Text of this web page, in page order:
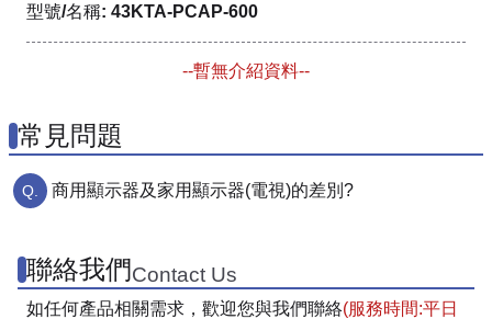
型號/名稱: 43KTA-PCAP-600
--暫無介紹資料--
常見問題
商用顯示器及家用顯示器(電視)的差別?
聯絡我們Contact Us
如任何產品相關需求，歡迎您與我們聯絡(服務時間:平日